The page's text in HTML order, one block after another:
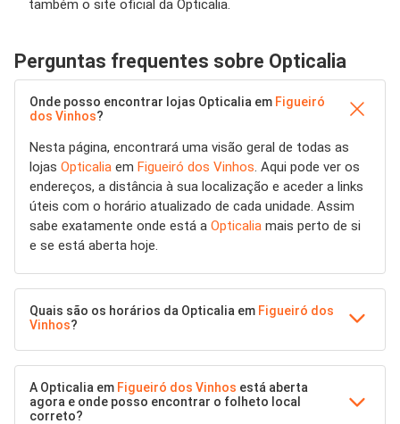
também o site oficial da Opticalia.
Perguntas frequentes sobre Opticalia
Onde posso encontrar lojas Opticalia em Figueiró
dos Vinhos?
Nesta página, encontrará uma visão geral de todas as
lojas Opticalia em Figueiró dos Vinhos. Aqui pode ver os
endereços, a distância à sua localização e aceder a links
úteis com o horário atualizado de cada unidade. Assim
sabe exatamente onde está a Opticalia mais perto de si
e se está aberta hoje.
Quais são os horários da Opticalia em Figueiró dos
Vinhos?
A Opticalia em Figueiró dos Vinhos está aberta
agora e onde posso encontrar o folheto local
correto?